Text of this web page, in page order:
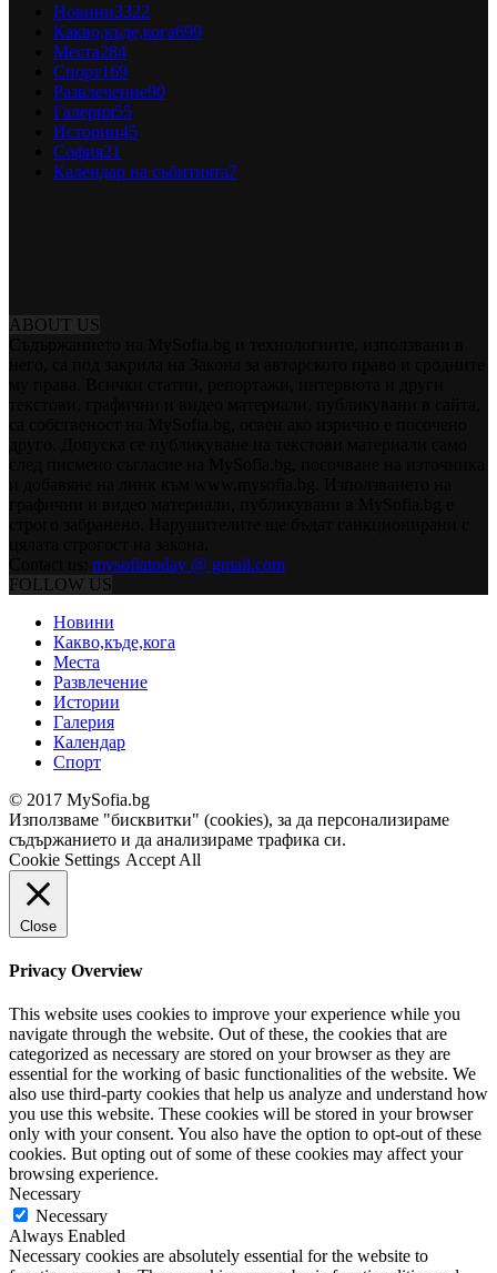
Новини3322
Какво,къде,кога699
Места284
Спорт169
Развлечение90
Галерия55
Истории45
София21
Календар на събитията7
ABOUT US
mysofiatoday @ gmail.com
FOLLOW US
Новини
Какво,къде,кога
Места
Развлечение
Истории
Галерия
Календар
Спорт
© 2017 MySofia.bg
Използваме "бисквитки" (cookies), за да персонализираме
съдържанието и да анализираме трафика си.
Cookie Settings Accept All
Close
Privacy Overview
This website uses cookies to improve your experience while you
navigate through the website. Out of these, the cookies that are
categorized as necessary are stored on your browser as they are
essential for the working of basic functionalities of the website. We
also use third-party cookies that help us analyze and understand how
you use this website. These cookies will be stored in your browser
only with your consent. You also have the option to opt-out of these
cookies. But opting out of some of these cookies may affect your
browsing experience.
Necessary
Necessary
Always Enabled
Necessary cookies are absolutely essential for the website to